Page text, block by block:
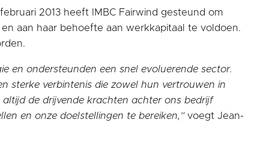
2013 heeft IMBC Fairwind gesteund om
aan haar behoefte aan werkkapitaal te voldoen.
en ondersteunden een snel evoluerende sector.
sterke verbintenis die zowel hun vertrouwen in
de drijvende krachten achter ons bedrijf
en onze doelstellingen te bereiken,”voegt Jean-